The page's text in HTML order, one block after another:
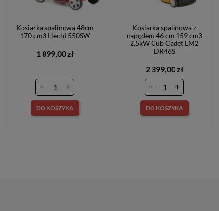
Kosiarka spalinowa 48cm
170 cm3 Hecht 550SW
1 899,00 zł
DO KOSZYKA
Kosiarka spalinowa z
napędem 46 cm 159 cm3
2,5kW Cub Cadet LM2
DR46S
2 399,00 zł
DO KOSZYKA